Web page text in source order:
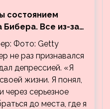
состоянием
Все из-за
успокаивает
Фото: Getty
не раз признавался
депрессией. «Я
жизни. Я понял,
через серьезное
до места, где я